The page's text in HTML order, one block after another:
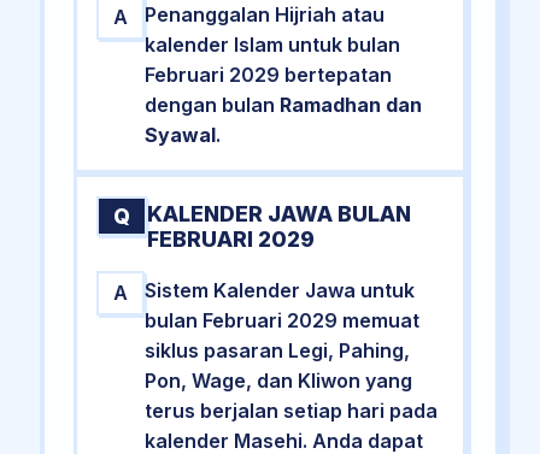
A
Penanggalan Hijriah atau
kalender Islam untuk bulan
Februari 2029 bertepatan
dengan bulan Ramadhan dan
Syawal.
Q
KALENDER JAWA BULAN
FEBRUARI 2029
A
Sistem Kalender Jawa untuk
bulan Februari 2029 memuat
siklus pasaran Legi, Pahing,
Pon, Wage, dan Kliwon yang
terus berjalan setiap hari pada
kalender Masehi. Anda dapat